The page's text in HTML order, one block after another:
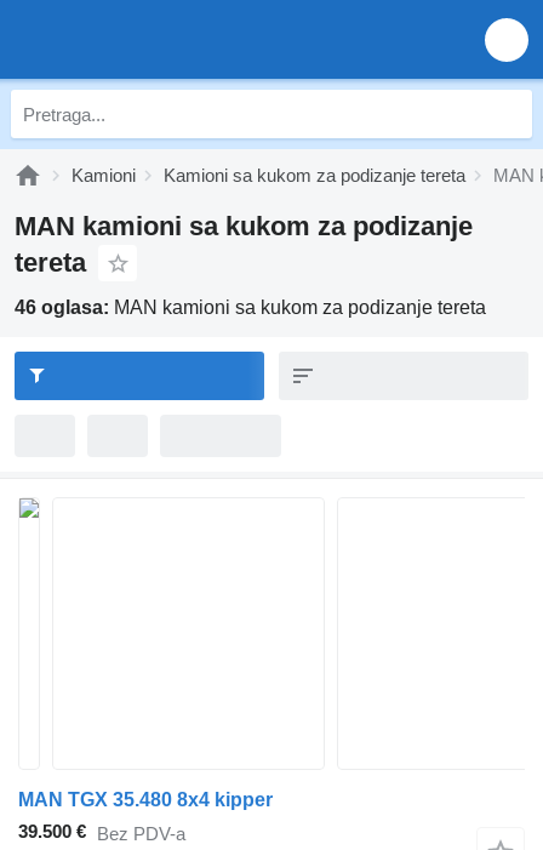
Kamioni Kamioni sa kukom za podizanje tereta MAN
MAN kamioni sa kukom za podizanje
tereta
46 oglasa: MAN kamioni sa kukom za podizanje tereta
MAN TGX 35.480 8x4 kipper
39.500 € Bez PDV-a